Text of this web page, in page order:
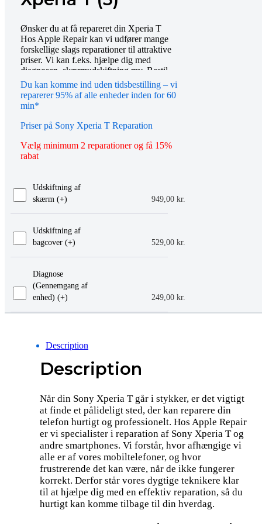
Ønsker du at få repareret din Xperia T
Hos Apple Repair kan vi udfører mange
forskellige slags reparationer til attraktive
priser. Vi kan f.eks. hjælpe dig med
diagnosen, skærmudskiftning mv. Bestil
tid online eller mød op i vores butik, så
hjælper vi dig gerne videre. Du er også
altid velkommen til at kontakte os på
Du kan komme ind uden tidsbestilling – vi
reparerer 95% af alle enheder inden for 60
min*
Priser på Sony Xperia T Reparation
Vælg minimum 2 reparationer og få 15%
rabat
Udskiftning af
skærm (+
949,00 kr.
)
Udskiftning af
bagcover (+
529,00 kr.
)
Diagnose
(Gennemgang af
enhed) (+
249,00 kr.
)
Description
Description
Når din Sony Xperia T går i stykker, er det vigtigt
at finde et pålideligt sted, der kan reparere din
telefon hurtigt og professionelt. Hos Apple Repair
er vi specialister i reparation af Sony Xperia T og
andre smartphones. Vi forstår, hvor afhængige vi
alle er af vores mobiltelefoner, og hvor
frustrerende det kan være, når de ikke fungerer
korrekt. Derfor står vores dygtige teknikere klar
til at hjælpe dig med en effektiv reparation, så du
hurtigt kan komme tilbage til din hverdag.